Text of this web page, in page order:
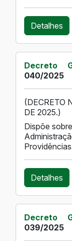
Detalhes
Decreto
040/2025
(DECRETO
DE 2025.)
Dispõe
Detalhes
Decreto
039/2025